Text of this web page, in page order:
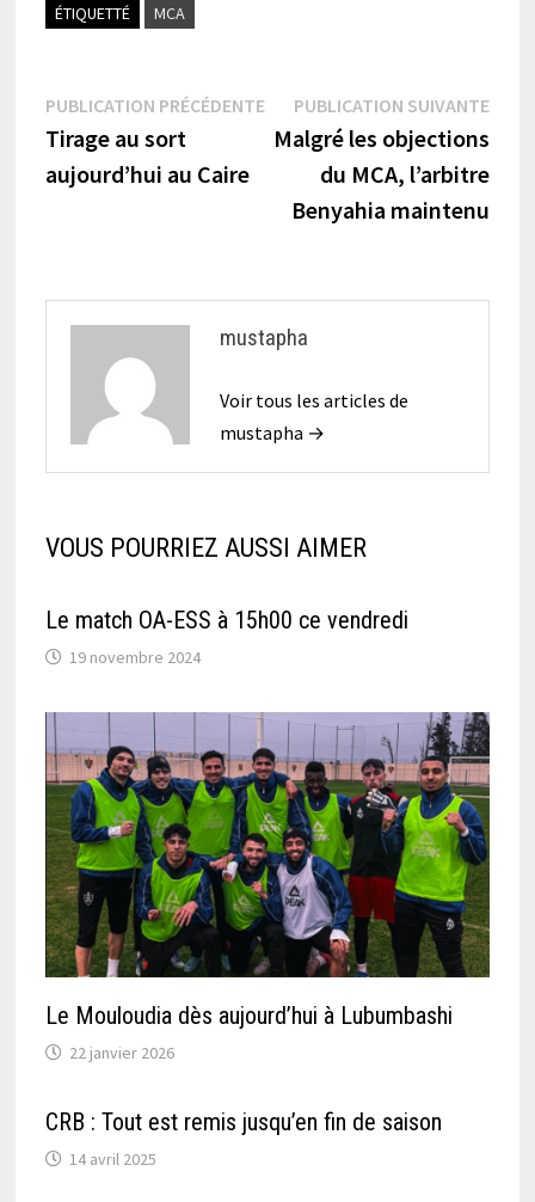
ÉTIQUETTÉ MCA
Navigation
de
l’article
PUBLICATION PRÉCÉDENTEPublication
précédente :
Tirage au sort
aujourd’hui au Caire
PUBLICATION SUIVANTE
Malgré les objections
du MCA, l’arbitre
Benyahia maintenu
mustapha
Voir tous les articles de
mustapha →
VOUS POURRIEZ AUSSI AIMER
Le match OA-ESS à 15h00 ce vendredi
19 novembre 2024
Le Mouloudia dès aujourd’hui à Lubumbashi
22 janvier 2026
CRB : Tout est remis jusqu’en fin de saison
14 avril 2025